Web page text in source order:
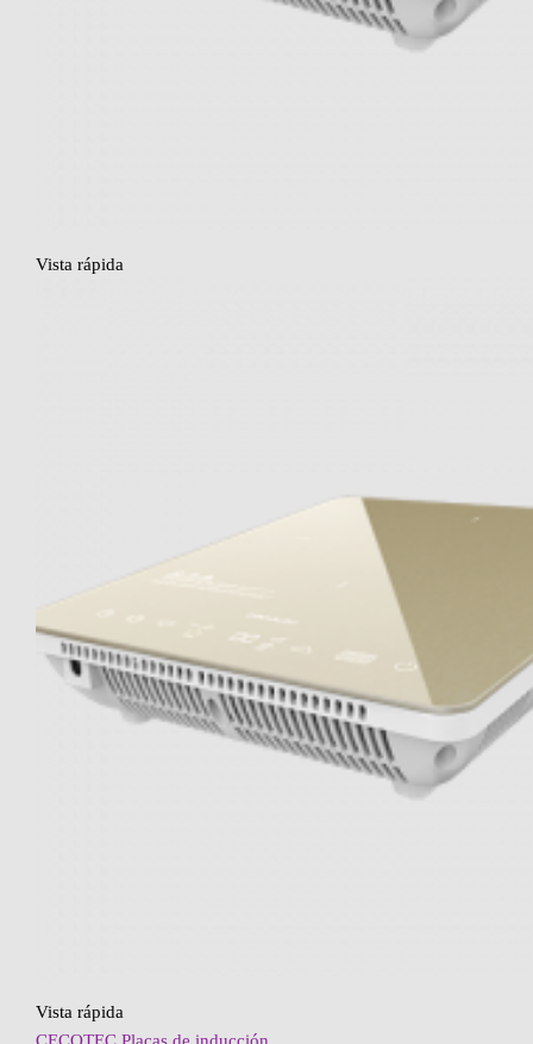
Vista rápida
Vista rápida
CECOTEC Placas de inducción